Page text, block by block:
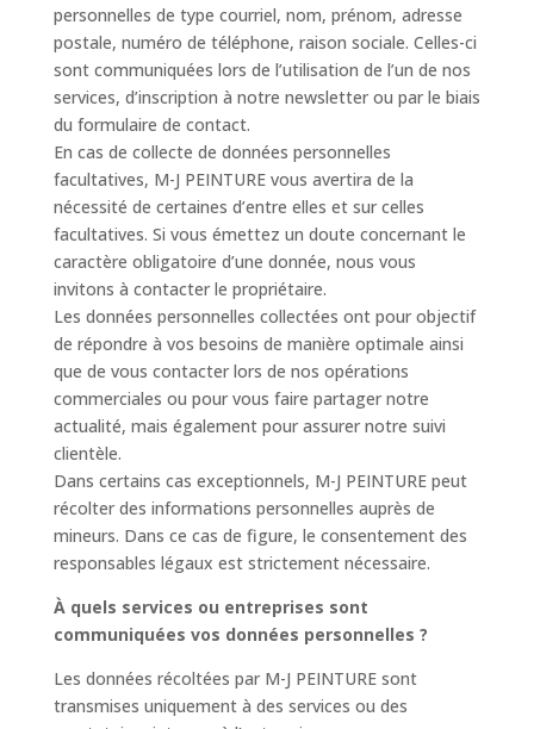
personnelles de type courriel, nom, prénom, adresse
postale, numéro de téléphone, raison sociale. Celles-ci
sont communiquées lors de l’utilisation de l’un de nos
services, d’inscription à notre newsletter ou par le biais
du formulaire de contact.
En cas de collecte de données personnelles
facultatives, M-J PEINTURE vous avertira de la
nécessité de certaines d’entre elles et sur celles
facultatives. Si vous émettez un doute concernant le
caractère obligatoire d’une donnée, nous vous
invitons à contacter le propriétaire.
Les données personnelles collectées ont pour objectif
de répondre à vos besoins de manière optimale ainsi
que de vous contacter lors de nos opérations
commerciales ou pour vous faire partager notre
actualité, mais également pour assurer notre suivi
clientèle.
Dans certains cas exceptionnels, M-J PEINTURE peut
récolter des informations personnelles auprès de
mineurs. Dans ce cas de figure, le consentement des
responsables légaux est strictement nécessaire.
À quels services ou entreprises sont
communiquées vos données personnelles ?
Les données récoltées par M-J PEINTURE sont
transmises uniquement à des services ou des